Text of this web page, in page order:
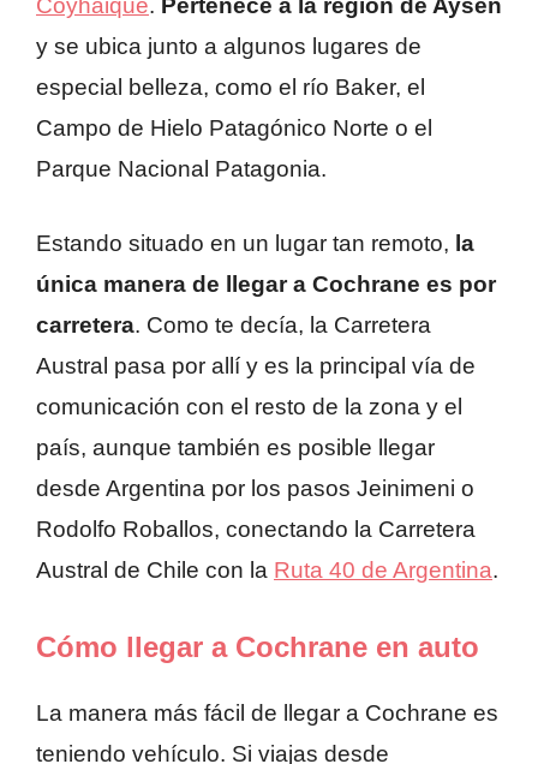
Coyhaique. Pertenece a la región de Aysén
y se ubica junto a algunos lugares de
especial belleza, como el río Baker, el
Campo de Hielo Patagónico Norte o el
Parque Nacional Patagonia.
Estando situado en un lugar tan remoto, la
única manera de llegar a Cochrane es por
carretera. Como te decía, la Carretera
Austral pasa por allí y es la principal vía de
comunicación con el resto de la zona y el
país, aunque también es posible llegar
desde Argentina por los pasos Jeinimeni o
Rodolfo Roballos, conectando la Carretera
Austral de Chile con la Ruta 40 de Argentina.
Cómo llegar a Cochrane en auto
La manera más fácil de llegar a Cochrane es
teniendo vehículo. Si viajas desde